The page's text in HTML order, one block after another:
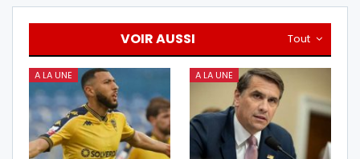
Tout
VOIR AUSSI
A LA UNE A LA UNE